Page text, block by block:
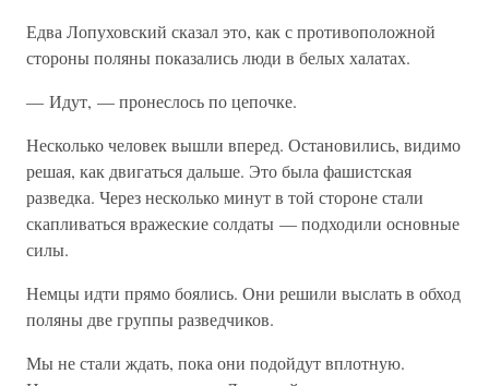
Едва Лопуховский сказал это, как с противоположной
стороны поляны показались люди в белых халатах.
— Идут, — пронеслось по цепочке.
Несколько человек вышли вперед. Остановились, видимо
решая, как двигаться дальше. Это была фашистская
разведка. Через несколько минут в той стороне стали
скапливаться вражеские солдаты — подходили основные
силы.
Немцы идти прямо боялись. Они решили выслать в обход
поляны две группы разведчиков.
Мы не стали ждать, пока они подойдут вплотную.